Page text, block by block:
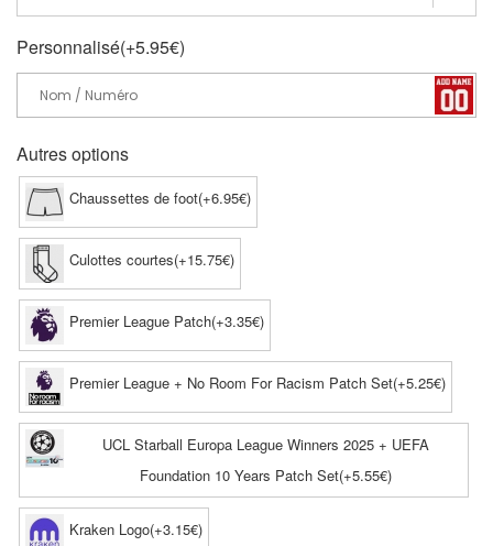
Personnalisé(+5.95€)
Autres options
Chaussettes de foot(+6.95€)
Culottes courtes(+15.75€)
Premier League Patch(+3.35€)
Premier League + No Room For Racism Patch Set(+5.25€)
UCL Starball Europa League Winners 2025 + UEFA
Foundation 10 Years Patch Set(+5.55€)
Kraken Logo(+3.15€)